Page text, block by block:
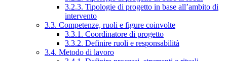
3.2.3. Tipologie di progetto in base all’ambito di
intervento
3.3. Competenze, ruoli e figure coinvolte
3.3.1. Coordinatore di progetto
3.3.2. Definire ruoli e responsabilità
3.4. Metodo di lavoro